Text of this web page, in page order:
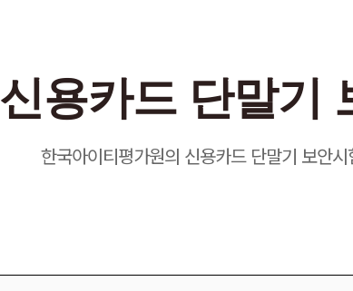
신용카드 단말기
한국아이티평가원의 신용카드 단말기 보안